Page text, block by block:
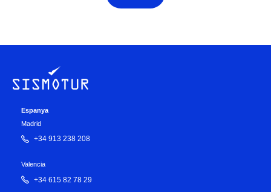
Espanya
Madrid
+34 913 238 208
Valencia
+34 615 82 78 29